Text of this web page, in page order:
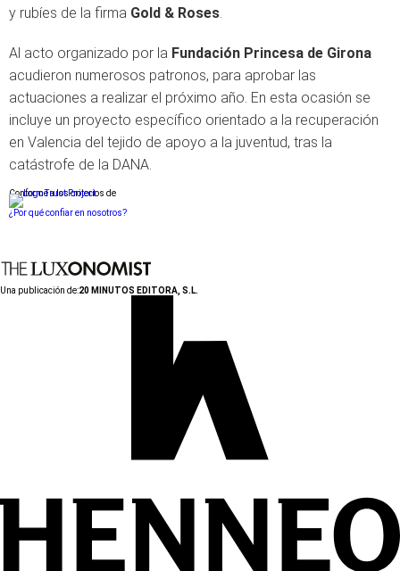
y rubíes de la firma Gold & Roses
Al acto organizado por la Fundación Princesa de Girona
acudieron numerosos patronos, para aprobar las
actuaciones a realizar el próximo año. En esta ocasión se
incluye un proyecto específico orientado a la recuperación
en Valencia del tejido de apoyo a la juventud, tras la
catástrofe de la DANA.
Conforme a los criterios de
¿Por qué confiar en nosotros?
Una publicación de:20 MINUTOS EDITORA, S.L.